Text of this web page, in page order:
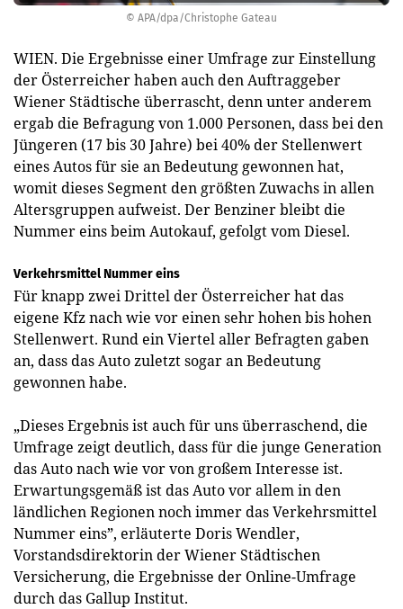
© APA/dpa/Christophe Gateau
WIEN. Die Ergebnisse einer Umfrage zur Einstellung
der Österreicher haben auch den Auftraggeber
Wiener Städtische überrascht, denn unter anderem
ergab die Befragung von 1.000 Personen, dass bei den
Jüngeren (17 bis 30 Jahre) bei 40% der Stellenwert
eines Autos für sie an Bedeutung gewonnen hat,
womit dieses Segment den größten Zuwachs in allen
Altersgruppen aufweist. Der Benziner bleibt die
Nummer eins beim Autokauf, gefolgt vom Diesel.
Verkehrsmittel Nummer eins
Für knapp zwei Drittel der Österreicher hat das
eigene Kfz nach wie vor einen sehr hohen bis hohen
Stellenwert. Rund ein Viertel aller Befragten gaben
an, dass das Auto zuletzt sogar an Bedeutung
gewonnen habe.
„Dieses Ergebnis ist auch für uns überraschend, die
Umfrage zeigt deutlich, dass für die junge Generation
das Auto nach wie vor von großem Interesse ist.
Erwartungsgemäß ist das Auto vor allem in den
ländlichen Regionen noch immer das Verkehrsmittel
Nummer eins”, erläuterte Doris Wendler,
Vorstandsdirektorin der Wiener Städtischen
Versicherung, die Ergebnisse der Online-Umfrage
durch das Gallup Institut.